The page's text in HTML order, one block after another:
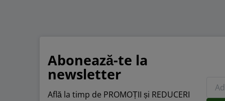
Abonează-te la
newsletter
Află la timp de PROMOȚII și REDUCERI